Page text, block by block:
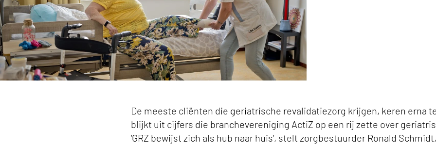
De meeste cliënten die geriatrische revalidatiezorg krijgen, keren erna
blijkt uit cijfers die branchevereniging ActiZ op een rij zette over
‘GRZ bewijst zich als hub naar huis’, stelt zorgbestuurder Ronald